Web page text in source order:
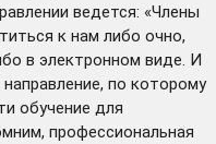
ведется: «Члены
к нам либо очно,
в электронном виде. И
по которому
обучение для
профессиональная